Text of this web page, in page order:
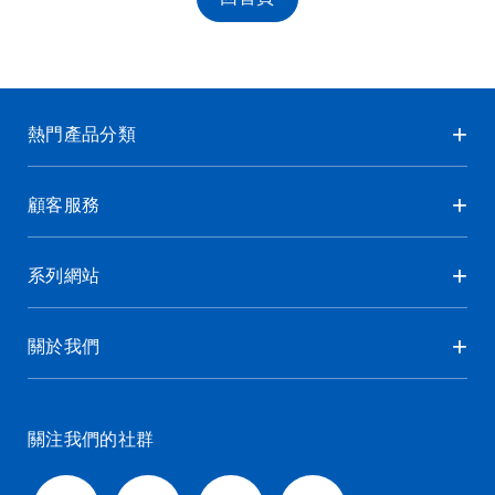
熱門產品分類
顧客服務
系列網站
關於我們
關注我們的社群